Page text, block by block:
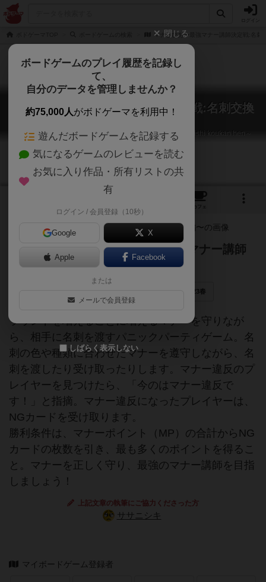
マナとぴあ〜最強マナー講師決定戦:名刺
マナとぴあ〜最強マナー講師決定戦:名刺交換
MANNERTOPIA～saikyou manner koushi ketteisen : meishi koukan hen～
カフェ
増え続けるマナーを守って最強のマナー講師
を目指せ！
ゲムマ2023春
ラウンドを増えるごとに増えるマナーを守りなが
ら、相手に名刺を渡すパニックパーティゲーム。名
刺の色や種類に合わせたマナーを遵守しながら、名
刺を渡したり受け取ったりします。マナー違反のプ
レイヤーを見つけたら、「今のはマナー違反で
す！」と指摘。マナー違反になったプレイヤーは、
NGカードを受け取ります。
勝利条件は、マナーポイント（MP）の合計からNG
カードの枚数を引き、最も多くのポイントを得るこ
と。マナーを正しく守り、最強のマナー講師を目指
しましょう！
上記文章の執筆にご協力くださった方
ササニシキ
マイボードゲーム登録者
閉じる
ボードゲームのプレイ履歴を記録し
て、
自分のデータを管理しませんか？
約75,000人がボドゲーマを利用中！
遊んだボードゲームを記録する
気になるゲームのレビューを読む
お気に入り作品・所有リストの共
有
ログイン / 会員登録（10秒）
Google X
Apple Facebook
または
メールで会員登録
しばらく表示しない